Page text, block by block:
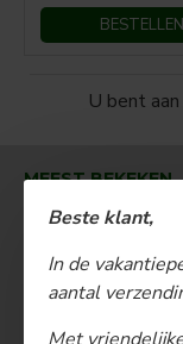
Beste klant,
In de
aantal
Met
BESTELLEN
U bent
MEEST BEKEKEN